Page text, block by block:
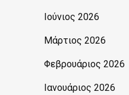
Ιούνιος 2026
Μάρτιος 2026
Φεβρουάριος 2026
Ιανουάριος 2026